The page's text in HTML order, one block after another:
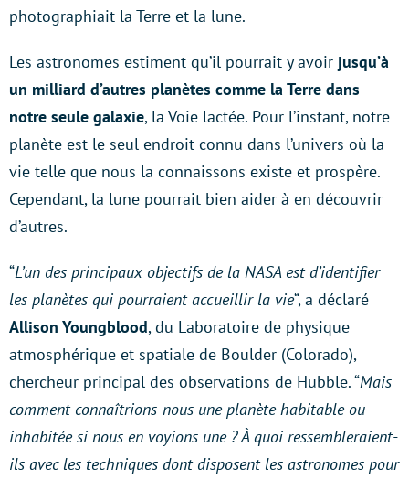
photographiait la Terre et la lune.
Les astronomes estiment qu’il pourrait y avoir jusqu’à
un milliard d’autres planètes comme la Terre dans
notre seule galaxie, la Voie lactée. Pour l’instant, notre
planète est le seul endroit connu dans l’univers où la
vie telle que nous la connaissons existe et prospère.
Cependant, la lune pourrait bien aider à en découvrir
d’autres.
“L’un des principaux objectifs de la NASA est d’identifier
les planètes qui pourraient accueillir la vie“, a déclaré
Allison Youngblood, du Laboratoire de physique
atmosphérique et spatiale de Boulder (Colorado),
chercheur principal des observations de Hubble. “Mais
comment connaîtrions-nous une planète habitable ou
inhabitée si nous en voyions une ? À quoi ressembleraient-
ils avec les techniques dont disposent les astronomes pour